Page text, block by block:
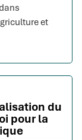
et
du
pour la